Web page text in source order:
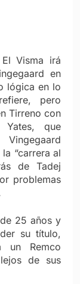
Visma irá
en
lógica en lo
pero
Tirreno con
Yates, que
“carrera al
de Tadej
problemas
25 años y
su título,
un Remco
de sus